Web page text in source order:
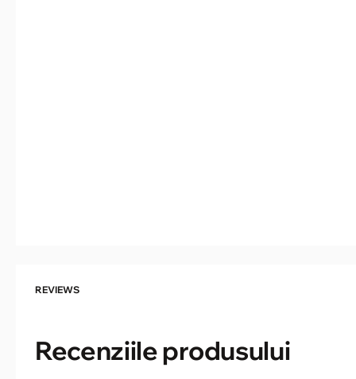
REVIEWS
Recenziile produsului